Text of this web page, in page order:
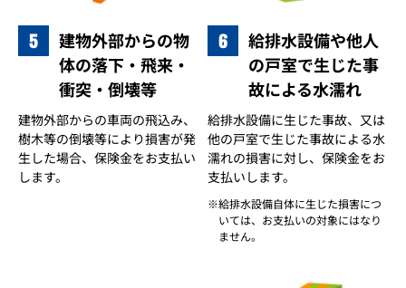
5
建物外部からの物
体の落下・飛来・
衝突・倒壊等
建物外部からの車両の飛込み、
樹木等の倒壊等により損害が発
生した場合、保険金をお支払い
します。
6
給排水設備や他人
の戸室で生じた事
故による水濡れ
給排水設備に生じた事故、又は
他の戸室で生じた事故による水
濡れの損害に対し、保険金をお
支払いします。
給排水設備自体に生じた損害につ
いては、お支払いの対象にはなり
ません。